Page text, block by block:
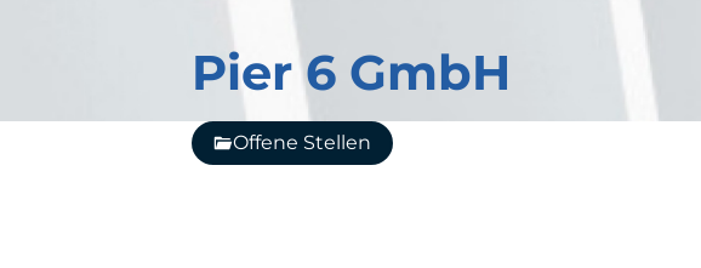
Pier 6 GmbH
Offene Stellen